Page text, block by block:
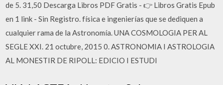
de 5. 31,50 Descarga Libros PDF Gratis - 👉 Libros Gratis Epub
en 1 link - Sin Registro. física e ingenierías que se dediquen a
cualquier rama de la Astronomía. UNA COSMOLOGIA PER AL
SEGLE XXI. 21 octubre, 2015 0. ASTRONOMIA I ASTROLOGIA
AL MONESTIR DE RIPOLL: EDICIO I ESTUDI